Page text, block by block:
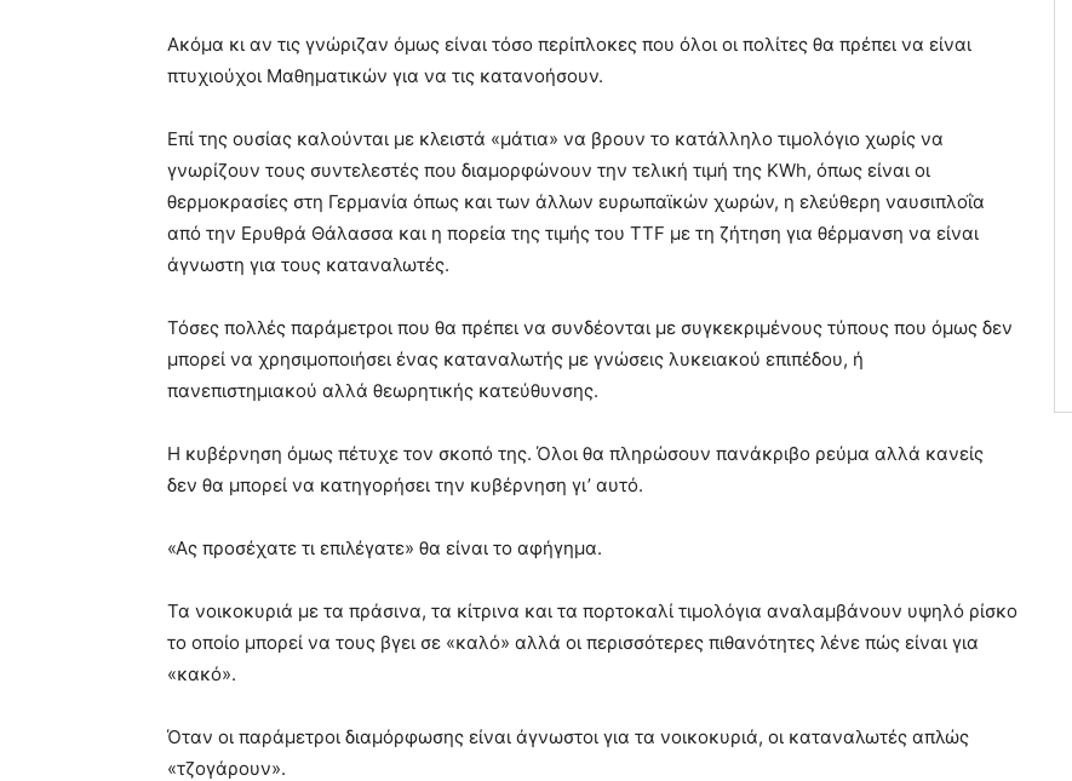
Ακόμα κι αν τις γνώριζαν όμως είναι τόσο περίπλοκες που όλοι οι πολίτες θα πρέπει να είναι
πτυχιούχοι Μαθηματικών για να τις κατανοήσουν.
Επί της ουσίας καλούνται με κλειστά «μάτια» να βρουν το κατάλληλο τιμολόγιο χωρίς να
γνωρίζουν τους συντελεστές που διαμορφώνουν την τελική τιμή της KWh, όπως είναι οι
θερμοκρασίες στη Γερμανία όπως και των άλλων ευρωπαϊκών χωρών, η ελεύθερη ναυσιπλοΐα
από την Ερυθρά Θάλασσα και η πορεία της τιμής του TTF με τη ζήτηση για θέρμανση να είναι
άγνωστη για τους καταναλωτές.
Τόσες πολλές παράμετροι που θα πρέπει να συνδέονται με συγκεκριμένους τύπους που όμως δεν
μπορεί να χρησιμοποιήσει ένας καταναλωτής με γνώσεις λυκειακού επιπέδου, ή
πανεπιστημιακού αλλά θεωρητικής κατεύθυνσης.
Η κυβέρνηση όμως πέτυχε τον σκοπό της. Όλοι θα πληρώσουν πανάκριβο ρεύμα αλλά κανείς
δεν θα μπορεί να κατηγορήσει την κυβέρνηση γι’ αυτό.
«Ας προσέχατε τι επιλέγατε» θα είναι το αφήγημα.
Τα νοικοκυριά με τα πράσινα, τα κίτρινα και τα πορτοκαλί τιμολόγια αναλαμβάνουν υψηλό ρίσκο
το οποίο μπορεί να τους βγει σε «καλό» αλλά οι περισσότερες πιθανότητες λένε πώς είναι για
«κακό».
Όταν οι παράμετροι διαμόρφωσης είναι άγνωστοι για τα νοικοκυριά, οι καταναλωτές απλώς
«τζογάρουν».